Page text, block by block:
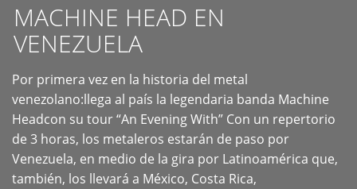
MACHINE HEAD EN
VENEZUELA
Por primera vez en la historia del metal
venezolano:llega al país la legendaria banda Machine
Headcon su tour “An Evening With” Con un repertorio
de 3 horas, los metaleros estarán de paso por
Venezuela, en medio de la gira por Latinoamérica que,
también, los llevará a México, Costa Rica,
+